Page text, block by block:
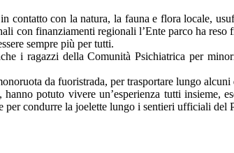
con la natura, la fauna e flora locale,
con finanziamenti regionali l’Ente parco ha reso
sempre più per tutti.
ragazzi della Comunità Psichiatrica per
da fuoristrada, per trasportare lungo
potuto vivere un’esperienza tutti insieme,
per condurre la joelette lungo i sentieri ufficiali del